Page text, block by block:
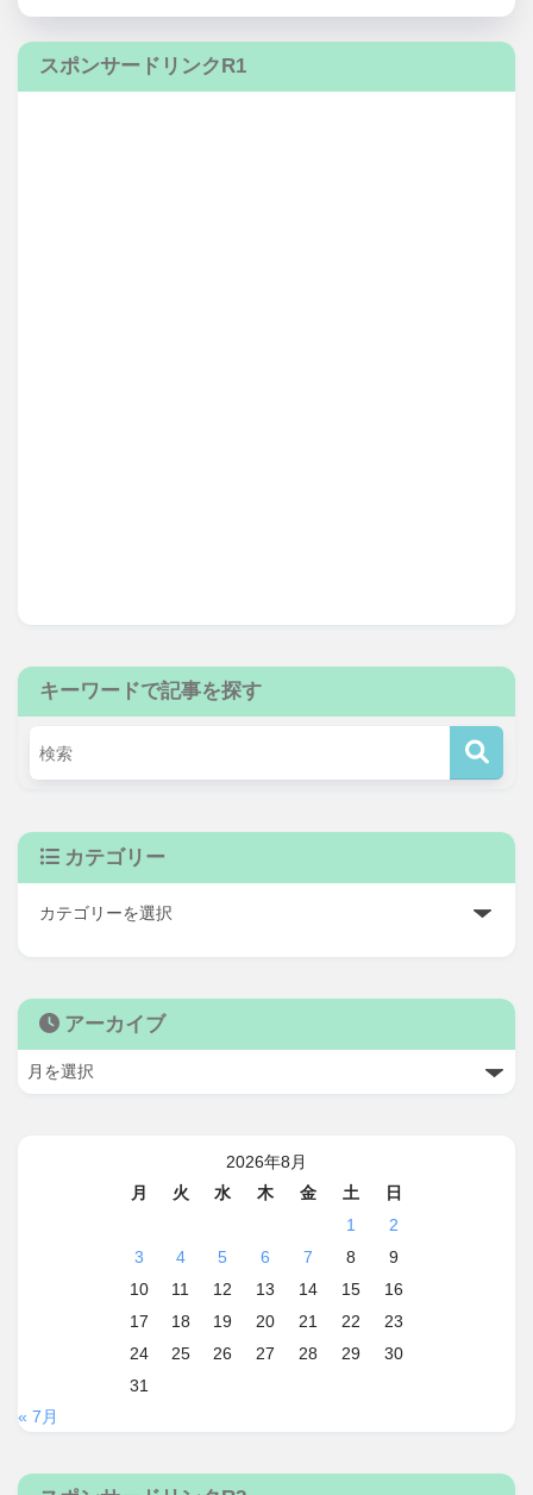
スポンサードリンクR1
キーワードで記事を探す
カテゴリー
アーカイブ
2026年8月
月
火 水 木 金 土
日
1
2
3
4 5 6 7 8
9
10
11 12 13 14 15
16
17
18 19 20 21 22
23
24
25 26 27 28 29
30
31
« 7月